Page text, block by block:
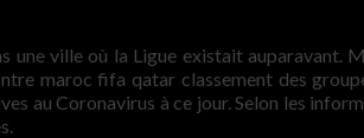
une ville où la Ligue existait auparavant.
maroc fifa qatar classement des
au Coronavirus à ce jour. Selon les